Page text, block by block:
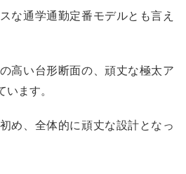
な通学通勤定番モデルとも言え
高い台形断面の、頑丈な極太ア
ます。
め、全体的に頑丈な設計となっ